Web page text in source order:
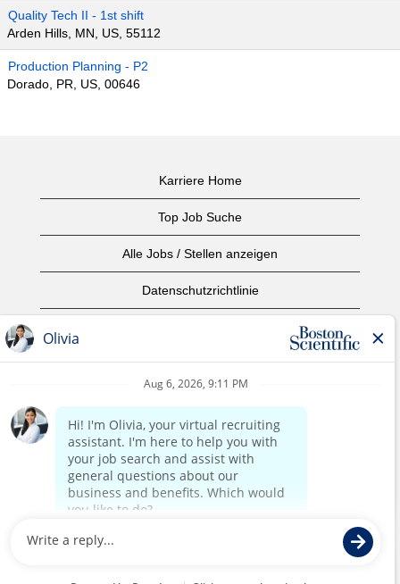
Quality Tech II - 1st shift
Arden Hills, MN, US, 55112
Production Planning - P2
Dorado, PR, US, 00646
Karriere Home
Top Job Suche
Alle Jobs / Stellen anzeigen
Datenschutzrichtlinie
Urheberrecht
home page
Alle Rechte vorbehalten.